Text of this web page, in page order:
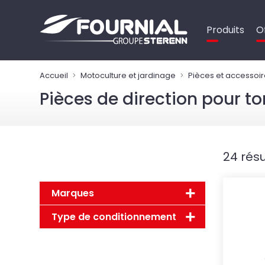
Produits
Accueil Motoculture et jardinage Pièces et
Pièces de direction pour
Marques
Type de conditionnement
24